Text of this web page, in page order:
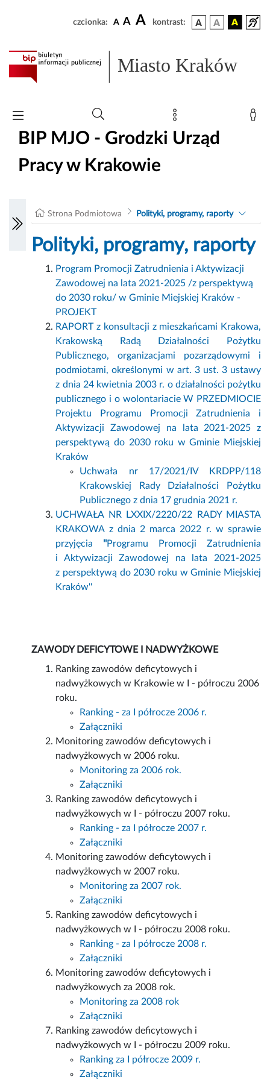
czcionka: A A A kontrast:
Miasto Kraków
BIP MJO - Grodzki Urząd
Pracy w Krakowie
Strona Podmiotowa Polityki, programy, raporty
Polityki, programy, raporty
Program Promocji Zatrudnienia i Aktywizacji
Zawodowej na lata 2021-2025 /z perspektywą
do 2030 roku/ w Gminie Miejskiej Kraków -
PROJEKT
RAPORT z konsultacji z mieszkańcami Krakowa,
Krakowską Radą Działalności Pożytku
Publicznego, organizacjami pozarządowymi i
podmiotami, określonymi w art. 3 ust. 3 ustawy
z dnia 24 kwietnia 2003 r. o działalności pożytku
publicznego i o wolontariacie W PRZEDMIOCIE
Projektu Programu Promocji Zatrudnienia i
Aktywizacji Zawodowej na lata 2021-2025 z
perspektywą do 2030 roku w Gminie Miejskiej
Kraków
Uchwała nr 17/2021/IV KRDPP/118
Krakowskiej Rady Działalności Pożytku
Publicznego z dnia 17 grudnia 2021 r.
UCHWAŁA NR LXXIX/2220/22 RADY MIASTA
KRAKOWA z dnia 2 marca 2022 r. w sprawie
przyjęcia ''Programu Promocji Zatrudnienia
i Aktywizacji Zawodowej na lata 2021-2025
z perspektywą do 2030 roku w Gminie Miejskiej
Kraków''
ZAWODY DEFICYTOWE I NADWYŻKOWE
Ranking zawodów deficytowych i
nadwyżkowych w Krakowie w I - półroczu 2006
roku.
Ranking - za I półrocze 2006 r.
Załączniki
Monitoring zawodów deficytowych i
nadwyżkowych w 2006 roku.
Monitoring za 2006 rok.
Załączniki
Ranking zawodów deficytowych i
nadwyżkowych w I - półroczu 2007 roku.
Ranking - za I półrocze 2007 r.
Załączniki
Monitoring zawodów deficytowych i
nadwyżkowych w 2007 roku.
Monitoring za 2007 rok.
Załączniki
Ranking zawodów deficytowych i
nadwyżkowych w I - półroczu 2008 roku.
Ranking - za I półrocze 2008 r.
Załączniki
Monitoring zawodów deficytowych i
nadwyżkowych za 2008 rok.
Monitoring za 2008 rok
Załączniki
Ranking zawodów deficytowych i
nadwyżkowych w I - półroczu 2009 roku.
Ranking za I półrocze 2009 r.
Załączniki